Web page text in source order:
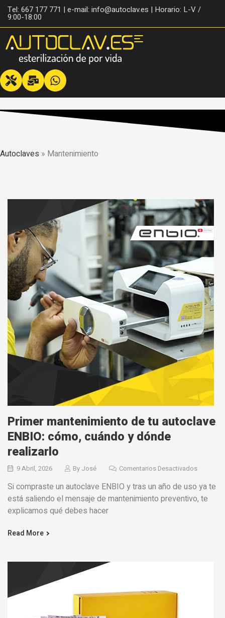
Tel: 667 177 771 | e-mail: info@autoclav.es | Horario: L-V /
9:00-18:00
Autoclaves » Mantenimiento
Primer mantenimiento de tu autoclave
ENBIO: cómo, cuándo y dónde
realizarlo
9 Abril, 2026 By José Comentarios Desactivados
Si compraste un autoclave ENBIO y tras un año de uso ya te
está saliendo el mensaje de mantenimiento preventivo, te
explicamos qué debes hacer
Read More